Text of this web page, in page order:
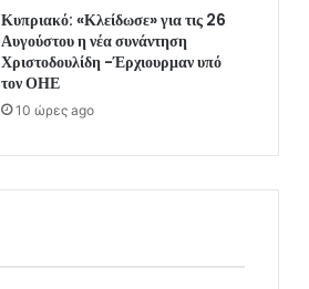
Κυπριακό: «Κλείδωσε» για τις 26
Αυγούστου η νέα συνάντηση
Χριστοδουλίδη -Έρχιουρμαν υπό
τον ΟΗΕ
10 ώρες ago